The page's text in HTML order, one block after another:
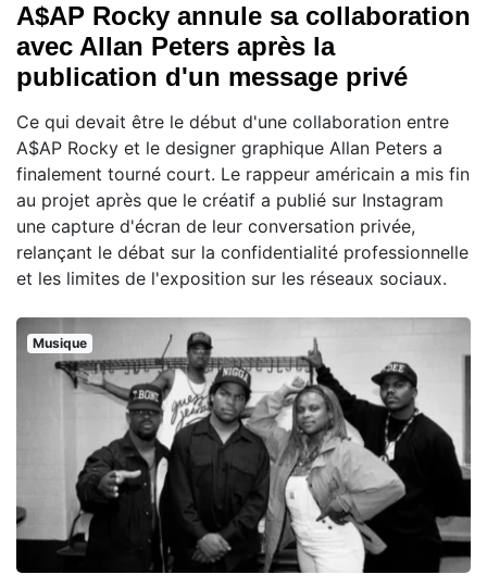
A$AP Rocky annule sa collaboration
avec Allan Peters après la
publication d'un message privé
Ce qui devait être le début d'une collaboration entre
A$AP Rocky et le designer graphique Allan Peters a
finalement tourné court. Le rappeur américain a mis fin
au projet après que le créatif a publié sur Instagram
une capture d'écran de leur conversation privée,
relançant le débat sur la confidentialité professionnelle
et les limites de l'exposition sur les réseaux sociaux.
Musique